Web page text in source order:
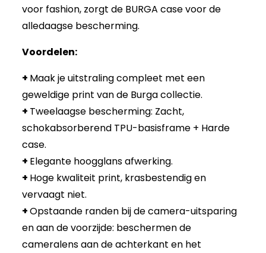
voor fashion, zorgt de BURGA case voor de
alledaagse bescherming.
Voordelen:
+ Maak je uitstraling compleet met een
geweldige print van de Burga collectie.
+ Tweelaagse bescherming: Zacht,
schokabsorberend TPU-basisframe + Harde
case.
+ Elegante hoogglans afwerking.
+ Hoge kwaliteit print, krasbestendig en
vervaagt niet.
+Opstaande randen bij de camera-uitsparing
en aan de voorzijde: beschermen de
cameralens aan de achterkant en het